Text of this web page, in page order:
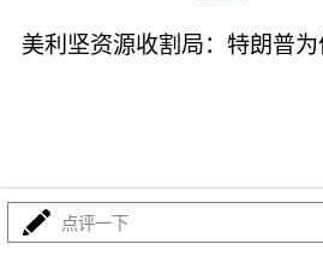
美利坚资源收割局：特朗普
最热 阅读
点评一下